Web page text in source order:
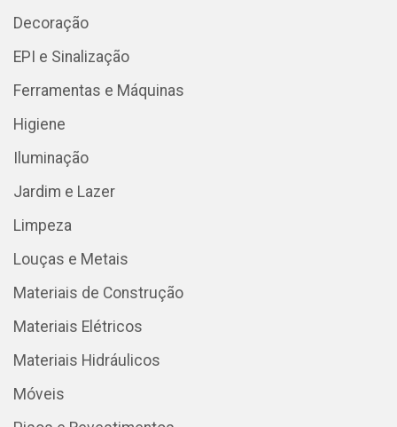
Decoração
EPI e Sinalização
Ferramentas e Máquinas
Higiene
Iluminação
Jardim e Lazer
Limpeza
Louças e Metais
Materiais de Construção
Materiais Elétricos
Materiais Hidráulicos
Móveis